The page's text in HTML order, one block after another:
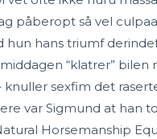
påberopt så vel
hans triumf
“klatrer” bilen
sexfim det
var Sigmund at han
Horsemanship